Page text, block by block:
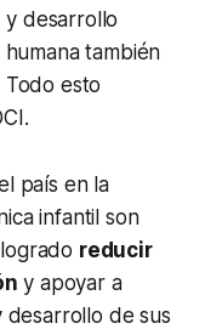
y desarrollo
también
Todo esto
país en la
infantil son
reducir
y apoyar a
desarrollo de sus